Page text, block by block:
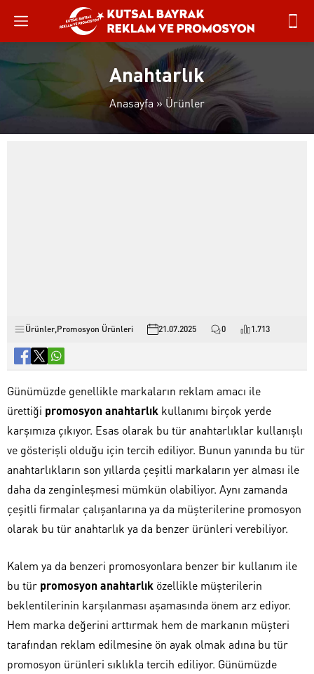
Anahtarlık
Anasayfa »Ürünler
Ürünler Promosyon Ürünleri 21.07.2025 0 1.713
Günümüzde genellikle markaların reklam amacı ile
ürettiği promosyon anahtarlık kullanımı birçok yerde
karşımıza çıkıyor. Esas olarak bu tür anahtarlıklar kullanışlı
ve gösterişli olduğu için tercih ediliyor. Bunun yanında bu tür
anahtarlıkların son yıllarda çeşitli markaların yer alması ile
daha da zenginleşmesi mümkün olabiliyor. Aynı zamanda
çeşitli firmalar çalışanlarına ya da müşterilerine promosyon
olarak bu tür anahtarlık ya da benzer ürünleri verebiliyor.
Kalem ya da benzeri promosyonlara benzer bir kullanım ile
bu tür promosyon anahtarlık özellikle müşterilerin
beklentilerinin karşılanması aşamasında önem arz ediyor.
Hem marka değerini arttırmak hem de markanın müşteri
tarafından reklam edilmesine ön ayak olmak adına bu tür
promosyon ürünleri sıklıkla tercih ediliyor. Günümüzde